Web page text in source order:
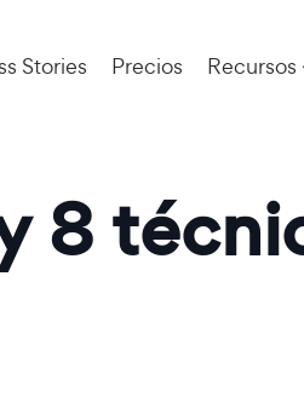
Stories Precios Recursos
8